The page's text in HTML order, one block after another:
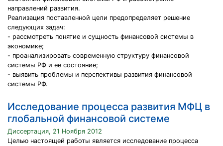
направлений развития.
Реализация поставленной цели предопределяет решение
следующих задач:
- рассмотреть понятие и сущность финансовой системы в
экономике;
- проанализировать современную структуру финансовой
системы РФ и ее состояние;
- выявить проблемы и перспективы развития финансовой
системы РФ.
Исследование процесса развития МФЦ в
глобальной финансовой системе
Диссертация, 21 Ноября 2012
Целью настоящей работы является исследование процесса